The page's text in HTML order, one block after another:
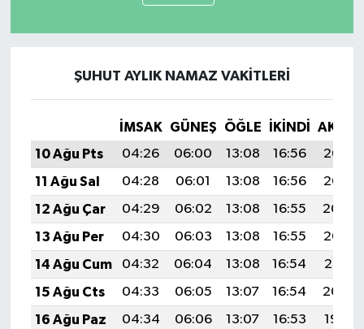
ŞUHUT AYLIK NAMAZ VAKITLERI
İMSAK GÜNEŞ ÖĞLE İKINDI
10 Ağu Pts
04:26 06:00 13:08 16:56
20:06
11 Ağu Sal
04:28 06:01 13:08 16:56
20:05
12 Ağu Çar
04:29 06:02 13:08 16:55
20:04
13 Ağu Per
04:30 06:03 13:08 16:55
20:03
14 Ağu Cum
04:32 06:04 13:08 16:54
20:01
15 Ağu Cts
04:33 06:05 13:07 16:54
20:00
16 Ağu Paz
04:34 06:06 13:07 16:53
19:59